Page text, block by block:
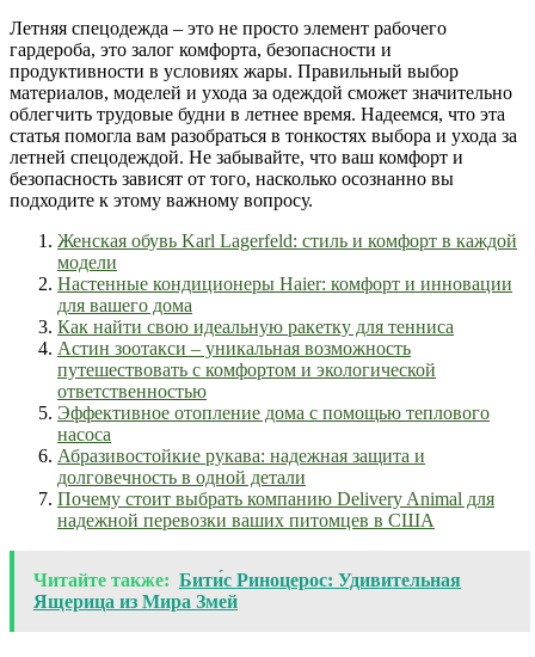
Летняя спецодежда – это не просто элемент рабочего
гардероба, это залог комфорта, безопасности и
продуктивности в условиях жары. Правильный выбор
материалов, моделей и ухода за одеждой сможет значительно
облегчить трудовые будни в летнее время. Надеемся, что эта
статья помогла вам разобраться в тонкостях выбора и ухода за
летней спецодеждой. Не забывайте, что ваш комфорт и
безопасность зависят от того, насколько осознанно вы
подходите к этому важному вопросу.
Женская обувь Karl Lagerfeld: стиль и комфорт в каждой
модели
Настенные кондиционеры Haier: комфорт и инновации
для вашего дома
Как найти свою идеальную ракетку для тенниса
Астин зоотакси – уникальная возможность
путешествовать с комфортом и экологической
ответственностью
Эффективное отопление дома с помощью теплового
насоса
Абразивостойкие рукава: надежная защита и
долговечность в одной детали
Почему стоит выбрать компанию Delivery Animal для
надежной перевозки ваших питомцев в США
Читайте также: Бити́с Риноцерос: Удивительная
Ящерица из Мира Змей